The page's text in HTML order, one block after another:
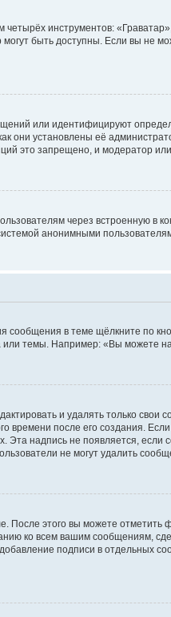
инструментов:
быть доступны. Если вы не
или идентифицируют
они установлены её
это запрещено, и модератор
через встроенную в
анонимными
в теме щёлкните по
темы. Например: «Вы можете
и удалять только
времени после его создания.
Эта надпись не появляется,
не могут удалить
После этого вы можете отметить
ко всем вашим сообщениям,
подписи в отдельных